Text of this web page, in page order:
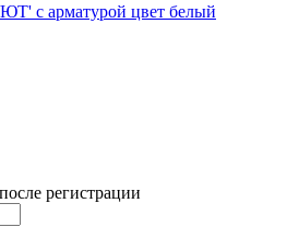
с арматурой цвет белый
регистрации